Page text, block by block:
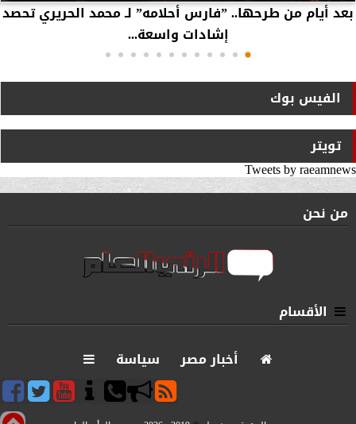
بعد أيام من طرحها.. ”فارس أحلامه” لـ محمد الحريري تحصد
إشادات واسعة...
الفيس بوك
تويتر
Tweets by raeamnews
من نحن
الأقسام
أخبار مصر
سياسة